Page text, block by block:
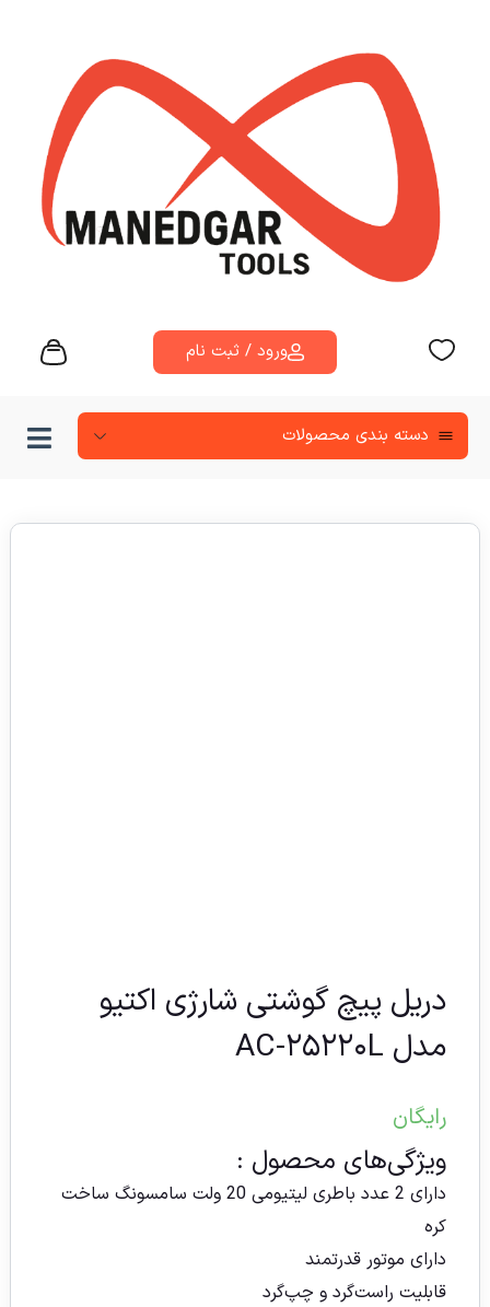
ورود / ثبت نام
دسته‌ بندی محصولات
دریل پیچ گوشتی شارژی اکتیو
مدل AC-۲۵۲۲۰L
رایگان
ویژگی‌های محصول :
دارای 2 عدد باطری لیتیومی 20 ولت سامسونگ ساخت
کره
دارای موتور قدرتمند
قابلیت راست‌گرد و چپ‌گرد